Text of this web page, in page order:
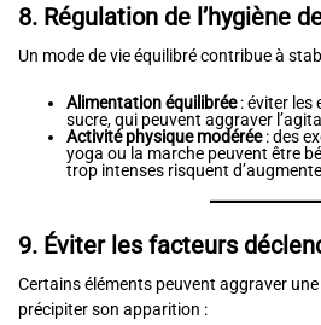
8. Régulation de l’hygiène
Un mode de vie équilibré contribue à
Alimentation équilibrée: éviter les
sucre, qui peuvent aggraver
Activité physique modérée: des
yoga ou la marche peuvent être
trop intenses risquent
9. Éviter les facteurs
Certains éléments peuvent aggraver
précipiter son apparition :